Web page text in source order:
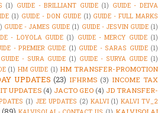
(1) GUIDE - BRILLIANT GUIDE (1) GUIDE - DEIVA
(1) GUIDE - DON GUIDE (1) GUIDE - FULL MARKS
GUIDE - JAMES GUIDE (1) GUIDE - JESVIN GUIDE (1)
- LOYOLA GUIDE (1) GUIDE - MERCY GUIDE (1)
- PREMIER GUIDE (1) GUIDE - SARAS GUIDE (1)
GUIDE - SURA GUIDE (1) GUIDE - SURYA GUIDE (1)
(1) HM GUIDE (1) HM TRANSFER-PROMOTION
UPDATES (23) IFHRMS (3) INCOME TAX
IT UPDATES (4) JACTO GEO (4) JD TRANSFER-
(1) JEE UPDATES (2) KALVI (1) KALVI TV_2